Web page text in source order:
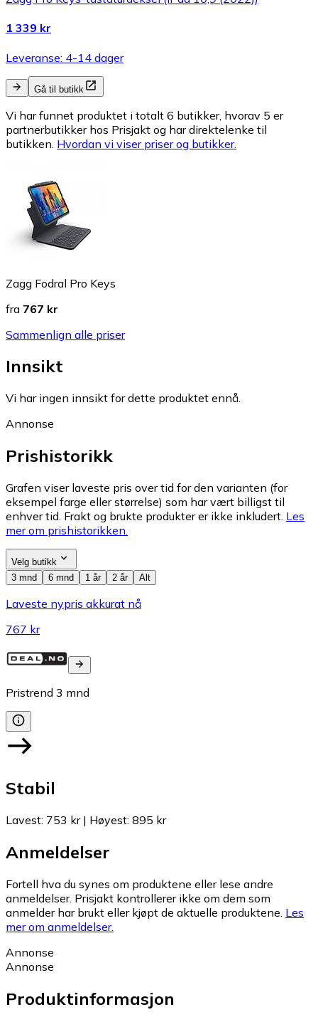
1 339 kr
Leveranse: 4-14 dager
Gå til butikk
Vi har funnet produktet i totalt 6 butikker, hvorav 5 er
partnerbutikker hos Prisjakt og har direktelenke til
butikken. Hvordan vi viser priser og butikker.
Zagg Fodral Pro Keys
fra 767 kr
Sammenlign alle priser
Innsikt
Vi har ingen innsikt for dette produktet ennå.
Annonse
Prishistorikk
Grafen viser laveste pris over tid for den varianten (for
eksempel farge eller størrelse) som har vært billigst til
enhver tid. Frakt og brukte produkter er ikke inkludert. Les
mer om prishistorikken.
Velg butikk
3 mnd
6 mnd 1 år 2 år Alt
Laveste nypris akkurat nå
767 kr
Pristrend 3 mnd
Stabil
Lavest: 753 kr| Høyest: 895 kr
Anmeldelser
Fortell hva du synes om produktene eller lese andre
anmeldelser. Prisjakt kontrollerer ikke om dem som
anmelder har brukt eller kjøpt de aktuelle produktene. Les
mer om anmeldelser.
Annonse
Annonse
Produktinformasjon